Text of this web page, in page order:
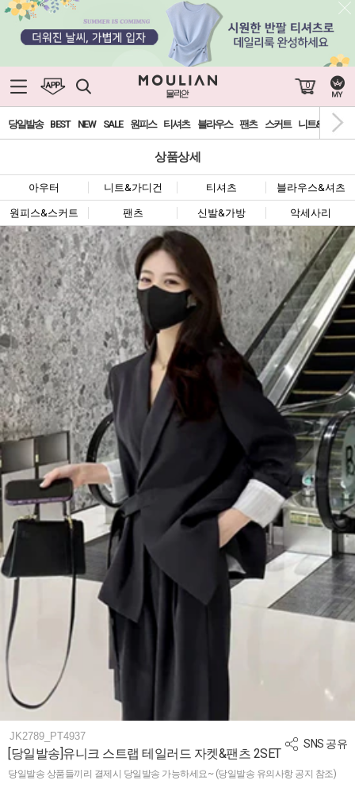
0
당일발송 BEST NEW SALE 원피스 티셔츠 블라우스 팬츠 스커트 니트&가디건
상품상세
아우터 니트&가디건 티셔츠 블라우스&셔츠
원피스&스커트 팬츠 신발&가방 악세사리
SNS 공유
JK2789_PT4937
[당일발송]유니크 스트랩 테일러드 자켓&팬츠 2SET
당일발송 상품들끼리 결제시 당일발송 가능하세요~ (당일발송 유의사항 공지 참조)